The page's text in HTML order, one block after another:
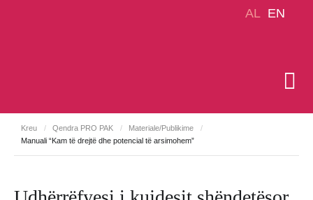
Kreu / Qendra PRO PAK / Materiale/Publikime
/
Manuali “Kam të drejtë dhe potencial të arsimohem”
AL EN